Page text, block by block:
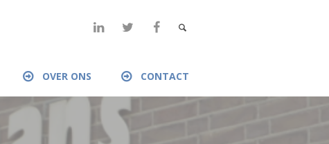
OVER ONS CONTACT